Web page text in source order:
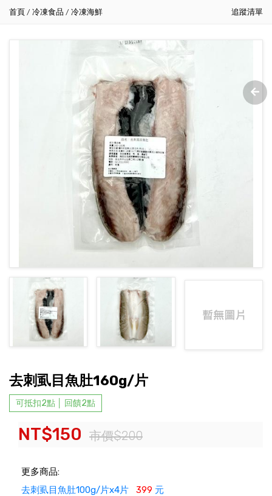
首頁 / 冷凍食品 / 冷凍海鮮 追蹤清單
去刺虱目魚肚160g/片
可抵扣2點 │ 回饋2點
NT$150 市價$200
更多商品:
去刺虱目魚肚100g/片x4片 399 元